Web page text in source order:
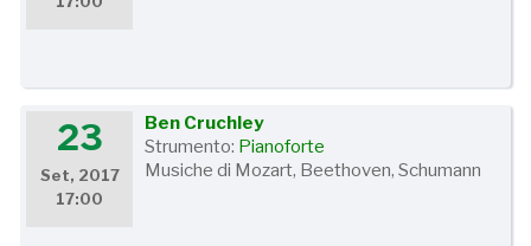
23
Set, 2017
17:00
Ben Cruchley
Strumento: Pianoforte
Musiche di Mozart, Beethoven, Schumann